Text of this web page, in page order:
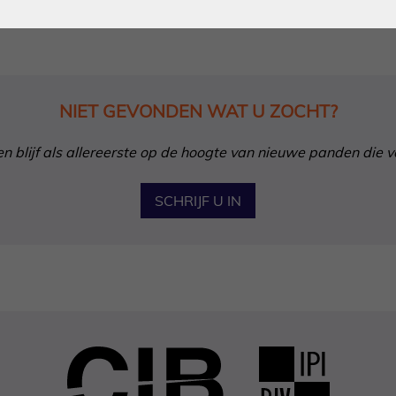
NIET GEVONDEN WAT U ZOCHT?
blijf als allereerste op de hoogte van nieuwe panden die
SCHRIJF U IN